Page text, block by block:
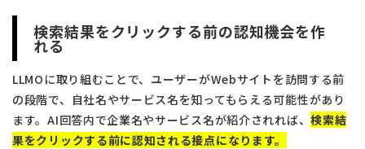
検索結果をクリックする前の認知機会を作
れる
LLMOに取り組むことで、ユーザーがWebサイトを訪問する前
の段階で、自社名やサービス名を知ってもらえる可能性があり
ます。AI回答内で企業名やサービス名が紹介されれば、検索結
果をクリックする前に認知される接点になります。